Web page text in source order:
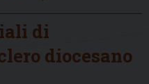
di
diocesano